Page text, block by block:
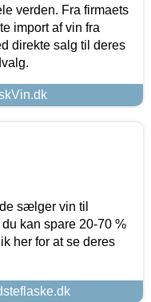
verden. Fra firmaets
import af vin fra
direkte salg til deres
sælger vin til
kan spare 20-70 %
her for at se deres